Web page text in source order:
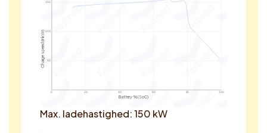
0 20 40 60 80 100
50
100
150
Battery % (SoC)
Charge speed (in kW)
Max. ladehastighed: 150 kW